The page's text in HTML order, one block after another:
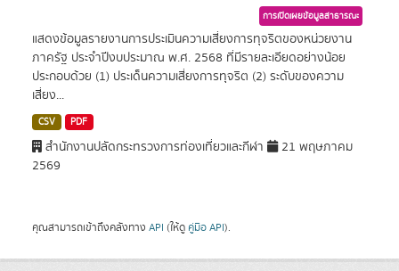
การเปิดเผยข้อมูลสาธารณะ
แสดงข้อมูลรายงานการประเมินความเสี่ยงการทุจริตของหน่วยงาน
ภาครัฐ ประจำปีงบประมาณ พ.ศ. 2568 ที่มีรายละเอียดอย่างน้อย
ประกอบด้วย (1) ประเด็นความเสี่ยงการทุจริต (2) ระดับของความ
เสี่ยง...
CSV PDF
สำนักงานปลัดกระทรวงการท่องเที่ยวและกีฬา
21 พฤษภาคม
2569
คุณสามารถเข้าถึงคลังทาง API (ให้ดู คู่มือ API).